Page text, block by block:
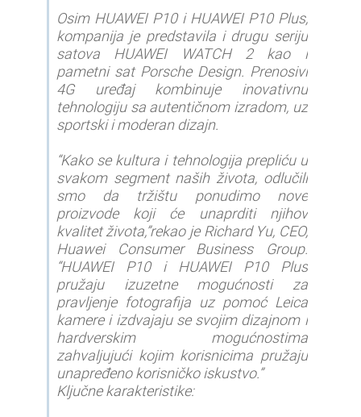
Osim HUAWEI P10 i HUAWEI P10 Plus,
kompanija je predstavila i drugu seriju
satova HUAWEI WATCH 2 kao i
pametni sat Porsche Design. Prenosivi
4G uređaj kombinuje inovativnu
tehnologiju sa autentičnom izradom, uz
sportski i moderan dizajn.
“Kako se kultura i tehnologija prepliću u
svakom segment naših života, odlučili
smo da tržištu ponudimo nove
proizvode koji će unaprditi njihov
kvalitet života,”rekao je Richard Yu, CEO,
Huawei Consumer Business Group.
“HUAWEI P10 i HUAWEI P10 Plus
pružaju izuzetne mogućnosti za
pravljenje fotografija uz pomoć Leica
kamere i izdvajaju se svojim dizajnom i
hardverskim mogućnostima
zahvaljujući kojim korisnicima pružaju
unapređeno korisničko iskustvo.”
Ključne karakteristike: